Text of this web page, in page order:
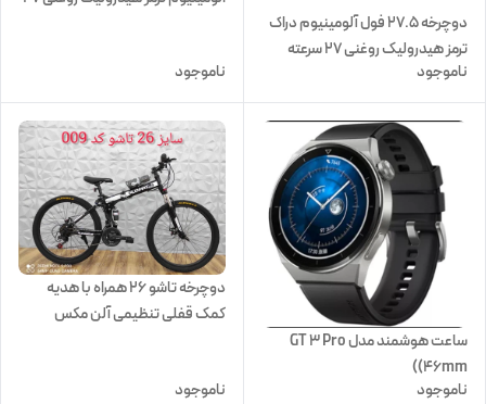
دوچرخه ۲۷.۵ فول آلومینیوم دراک
ترمز هیدرولیک روغنی 27 سرعته
ناموجود
ناموجود
ساعت هوشمند مدل GT 3 Pro
(46mm)
ناموجود
دوچرخه تاشو 26 همراه با هدیه
کمک قفلی تنظیمی آلن مکس
ناموجود